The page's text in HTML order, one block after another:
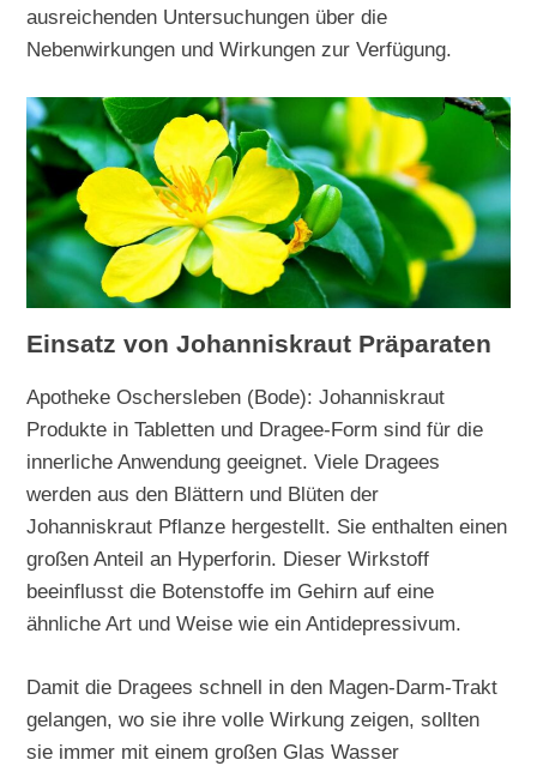
ausreichenden Untersuchungen über die
Nebenwirkungen und Wirkungen zur Verfügung.
Einsatz von Johanniskraut Präparaten
Apotheke Oschersleben (Bode): Johanniskraut
Produkte in Tabletten und Dragee-Form sind für die
innerliche Anwendung geeignet. Viele Dragees
werden aus den Blättern und Blüten der
Johanniskraut Pflanze hergestellt. Sie enthalten einen
großen Anteil an Hyperforin. Dieser Wirkstoff
beeinflusst die Botenstoffe im Gehirn auf eine
ähnliche Art und Weise wie ein Antidepressivum.
Damit die Dragees schnell in den Magen-Darm-Trakt
gelangen, wo sie ihre volle Wirkung zeigen, sollten
sie immer mit einem großen Glas Wasser